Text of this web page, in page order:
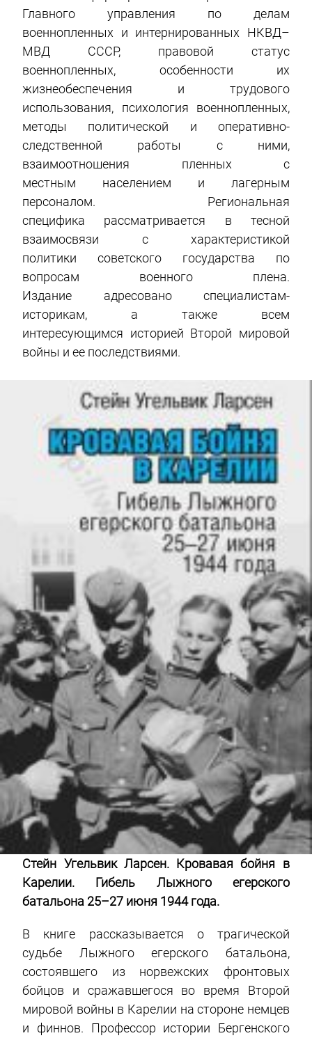
Главного управления по делам
военнопленных и интернированных НКВД–
МВД СССР, правовой статус
военнопленных, особенности их
жизнеобеспечения и трудового
использования, психология военнопленных,
методы политической и оперативно-
следственной работы с ними,
взаимоотношения пленных с
местным населением и лагерным
персоналом. Региональная
специфика рассматривается в тесной
взаимосвязи с характеристикой
политики советского государства по
вопросам военного плена.
Издание адресовано специалистам-
историкам, а также всем
интересующимся историей Второй мировой
войны и ее последствиями.
Стейн Угельвик Ларсен. Кровавая бойня в
Карелии. Гибель Лыжного егерского
батальона 25–27 июня 1944 года.
В книге рассказывается о трагической
судьбе Лыжного егерского батальона,
состоявшего из норвежских фронтовых
бойцов и сражавшегося во время Второй
мировой войны в Карелии на стороне немцев
и финнов. Профессор истории Бергенского